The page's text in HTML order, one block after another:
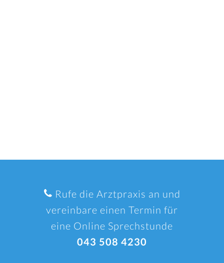
Rufe die Arztpraxis an und
vereinbare einen Termin für
eine Online Sprechstunde
043 508 4230